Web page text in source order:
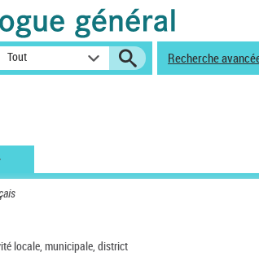
Tout Recherche
locale, municipale, district